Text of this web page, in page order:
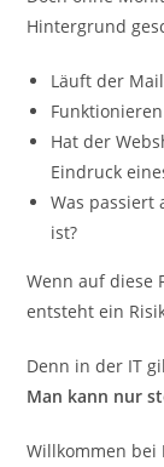
Hintergrund
Läuft der
Hat der
Eindruck
Was passiert
ist?
Wenn auf diese
entsteht ein
Denn in der IT
Man kann nur
Willkommen bei